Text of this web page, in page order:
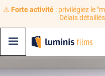
⚠️ Forte activité: privilégiez le
Délais